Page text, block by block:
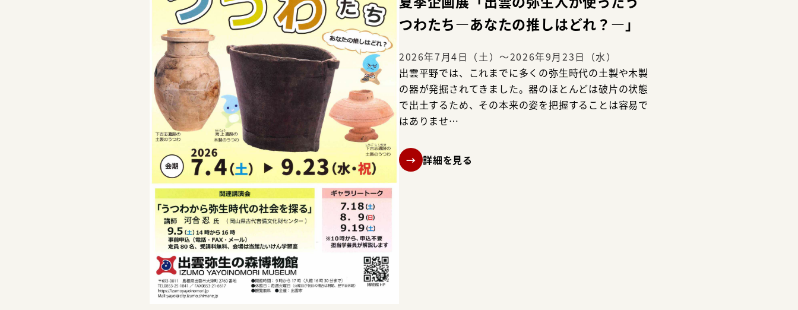
つわたち―あなたの推しはどれ？―」
2026年7月4日（土）～2026年9月23日（水）
出雲平野では、これまでに多くの弥生時代の土製や木製
の器が発掘されてきました。器のほとんどは破片の状態
で出土するため、その本来の姿を把握することは容易で
はありませ…
詳細を見る